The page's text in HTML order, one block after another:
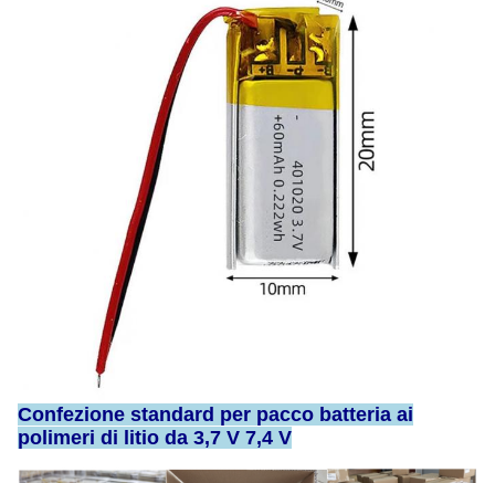
Confezione standard per pacco batteria ai
polimeri di litio da 3,7 V 7,4 V